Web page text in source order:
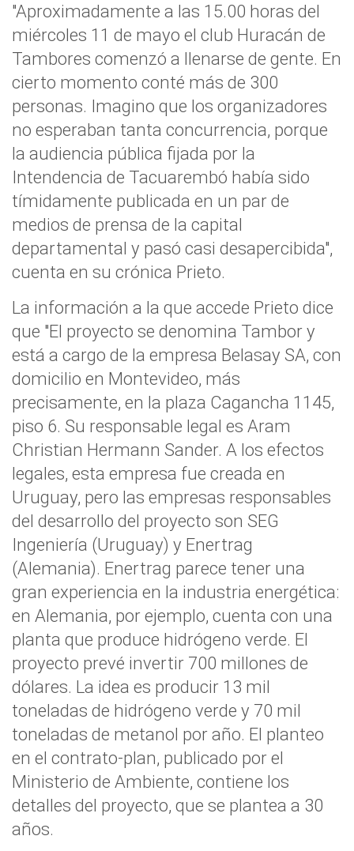
"Aproximadamente a las 15.00 horas del
miércoles 11 de mayo el club Huracán de
Tambores comenzó a llenarse de gente. En
cierto momento conté más de 300
personas. Imagino que los organizadores
no esperaban tanta concurrencia, porque
la audiencia pública fijada por la
Intendencia de Tacuarembó había sido
tímidamente publicada en un par de
medios de prensa de la capital
departamental y pasó casi desapercibida",
cuenta en su crónica Prieto.
La información a la que accede Prieto dice
que "El proyecto se denomina Tambor y
está a cargo de la empresa Belasay SA, con
domicilio en Montevideo, más
precisamente, en la plaza Cagancha 1145,
piso 6. Su responsable legal es Aram
Christian Hermann Sander. A los efectos
legales, esta empresa fue creada en
Uruguay, pero las empresas responsables
del desarrollo del proyecto son SEG
Ingeniería (Uruguay) y Enertrag
(Alemania). Enertrag parece tener una
gran experiencia en la industria energética:
en Alemania, por ejemplo, cuenta con una
planta que produce hidrógeno verde. El
proyecto prevé invertir 700 millones de
dólares. La idea es producir 13 mil
toneladas de hidrógeno verde y 70 mil
toneladas de metanol por año. El planteo
en el contrato-plan, publicado por el
Ministerio de Ambiente, contiene los
detalles del proyecto, que se plantea a 30
años.